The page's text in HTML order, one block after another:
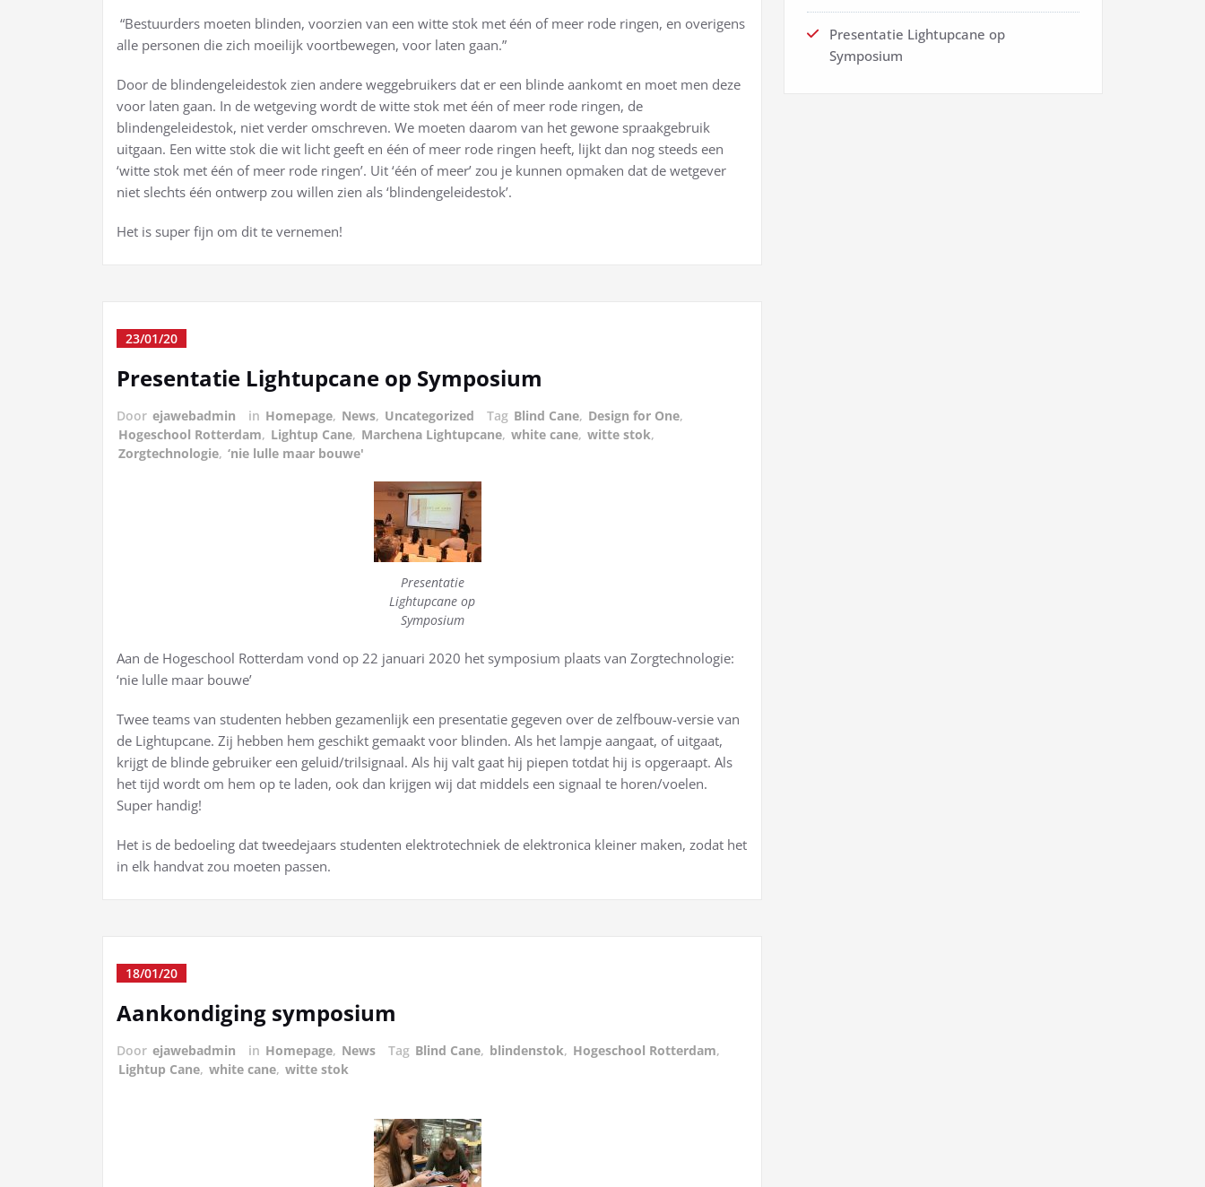
“Bestuurders moeten blinden, voorzien van een witte stok met één of meer rode ringen, en overigens
alle personen die zich moeilijk voortbewegen, voor laten gaan.”
Door de blindengeleidestok zien andere weggebruikers dat er een blinde aankomt en moet men deze
voor laten gaan. In de wetgeving wordt de witte stok met één of meer rode ringen, de
blindengeleidestok, niet verder omschreven. We moeten daarom van het gewone spraakgebruik
uitgaan. Een witte stok die wit licht geeft en één of meer rode ringen heeft, lijkt dan nog steeds een
‘witte stok met één of meer rode ringen’. Uit ‘één of meer’ zou je kunnen opmaken dat de wetgever
niet slechts één ontwerp zou willen zien als ‘blindengeleidestok’.
Het is super fijn om dit te vernemen!
23/01/20
Presentatie Lightupcane op Symposium
Door ejawebadmin in Homepage, News, Uncategorized Tag Blind Cane, Design for One,
Hogeschool Rotterdam, Lightup Cane, Marchena Lightupcane, white cane, witte stok,
Zorgtechnologie, ‘nie lulle maar bouwe'
Presentatie
Lightupcane op
Symposium
Aan de Hogeschool Rotterdam vond op 22 januari 2020 het symposium plaats van Zorgtechnologie:
‘nie lulle maar bouwe’
Twee teams van studenten hebben gezamenlijk een presentatie gegeven over de zelfbouw-versie van
de Lightupcane. Zij hebben hem geschikt gemaakt voor blinden. Als het lampje aangaat, of uitgaat,
krijgt de blinde gebruiker een geluid/trilsignaal. Als hij valt gaat hij piepen totdat hij is opgeraapt. Als
het tijd wordt om hem op te laden, ook dan krijgen wij dat middels een signaal te horen/voelen.
Super handig!
Het is de bedoeling dat tweedejaars studenten elektrotechniek de elektronica kleiner maken, zodat het
in elk handvat zou moeten passen.
18/01/20
Aankondiging symposium
Door ejawebadmin in Homepage, News Tag Blind Cane, blindenstok, Hogeschool Rotterdam,
Lightup Cane, white cane, witte stok
Presentatie Lightupcane op
Symposium